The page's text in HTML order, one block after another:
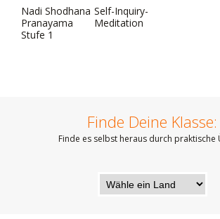
Nadi Shodhana
Pranayama
Stufe 1
Self-Inquiry-
Meditation
Finde Deine Klasse:
Finde es selbst heraus durch praktische